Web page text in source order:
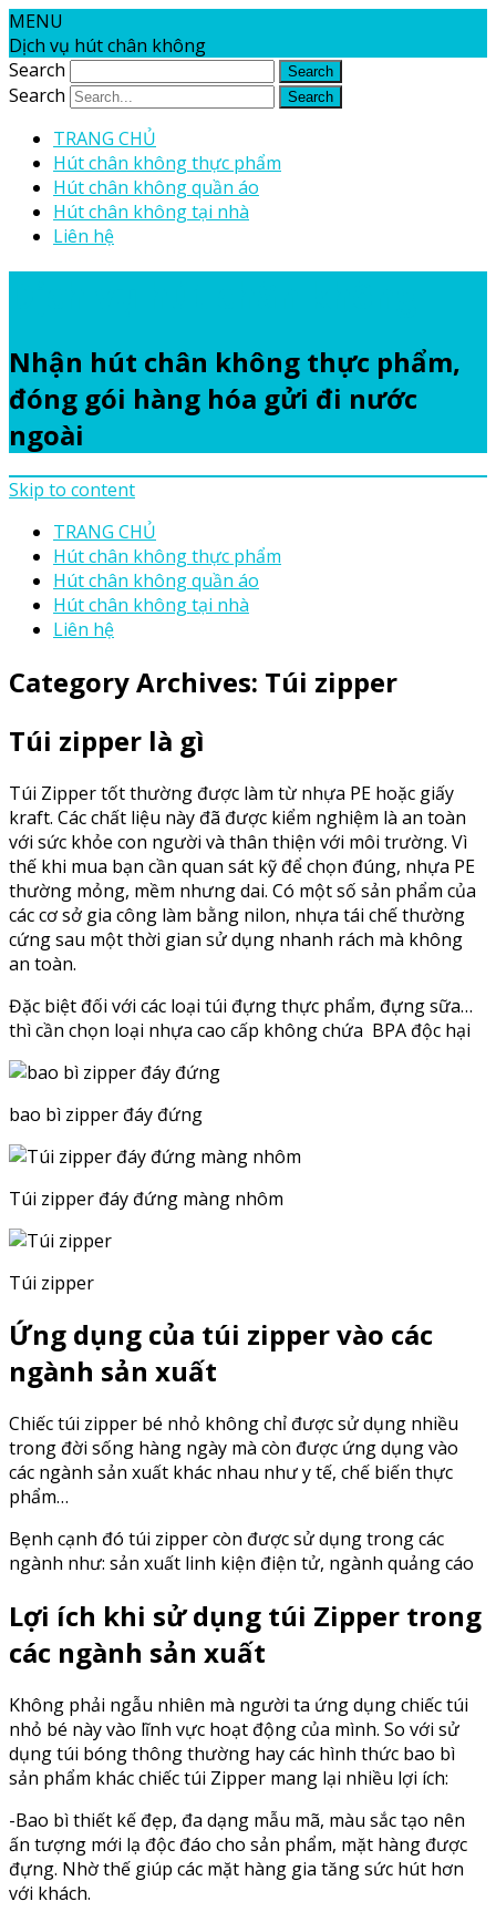
MENU
Dịch vụ hút chân không
Search
Search
TRANG CHỦ
Hút chân không thực phẩm
Hút chân không quần áo
Hút chân không tại nhà
Liên hệ
Nhận hút chân không thực phẩm,
đóng gói hàng hóa gửi đi nước
ngoài
Skip to content
TRANG CHỦ
Hút chân không thực phẩm
Hút chân không quần áo
Hút chân không tại nhà
Liên hệ
Category Archives: Túi zipper
Túi zipper là gì
Túi Zipper tốt thường được làm từ nhựa PE hoặc giấy
kraft. Các chất liệu này đã được kiểm nghiệm là an toàn
với sức khỏe con người và thân thiện với môi trường. Vì
thế khi mua bạn cần quan sát kỹ để chọn đúng, nhựa PE
thường mỏng, mềm nhưng dai. Có một số sản phẩm của
các cơ sở gia công làm bằng nilon, nhựa tái chế thường
cứng sau một thời gian sử dụng nhanh rách mà không
an toàn.
Đặc biệt đối với các loại túi đựng thực phẩm, đựng sữa…
thì cần chọn loại nhựa cao cấp không chứa BPA độc hại
bao bì zipper đáy đứng
Túi zipper đáy đứng màng nhôm
Túi zipper
Ứng dụng của túi zipper vào các
ngành sản xuất
Chiếc túi zipper bé nhỏ không chỉ được sử dụng nhiều
trong đời sống hàng ngày mà còn được ứng dụng vào
các ngành sản xuất khác nhau như y tế, chế biến thực
phẩm…
Bẹnh cạnh đó túi zipper còn được sử dụng trong các
ngành như: sản xuất linh kiện điện tử, ngành quảng cáo
Lợi ích khi sử dụng túi Zipper trong
các ngành sản xuất
Không phải ngẫu nhiên mà người ta ứng dụng chiếc túi
nhỏ bé này vào lĩnh vực hoạt động của mình. So với sử
dụng túi bóng thông thường hay các hình thức bao bì
sản phẩm khác chiếc túi Zipper mang lại nhiều lợi ích:
-Bao bì thiết kế đẹp, đa dạng mẫu mã, màu sắc tạo nên
ấn tượng mới lạ độc đáo cho sản phẩm, mặt hàng được
đựng. Nhờ thế giúp các mặt hàng gia tăng sức hút hơn
với khách.